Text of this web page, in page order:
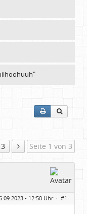
3 Seite 1 von 3
- 12:50 Uhr · #1